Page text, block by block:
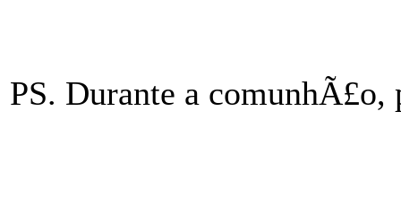
PS. Durante a